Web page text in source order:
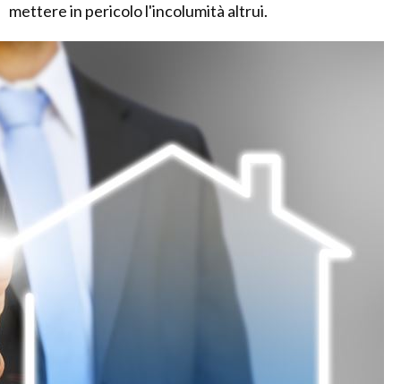
mettere in pericolo l'incolumità altrui.